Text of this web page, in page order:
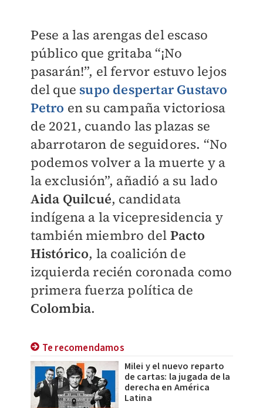
Pese a las arengas del escaso
público que gritaba “¡No
pasarán!”, el fervor estuvo lejos
del que supo despertarGustavo
Petro en su campaña victoriosa
de 2021, cuando las plazas se
abarrotaron de seguidores. “No
podemos volver a la muerte y a
la exclusión”, añadió a su lado
Aida Quilcué, candidata
indígena a la vicepresidencia y
también miembro del Pacto
Histórico, la coalición de
izquierda recién coronada como
primera fuerza política de
Colombia.
Te recomendamos
Milei y el nuevo reparto
de cartas: la jugada de la
derecha en América
Latina